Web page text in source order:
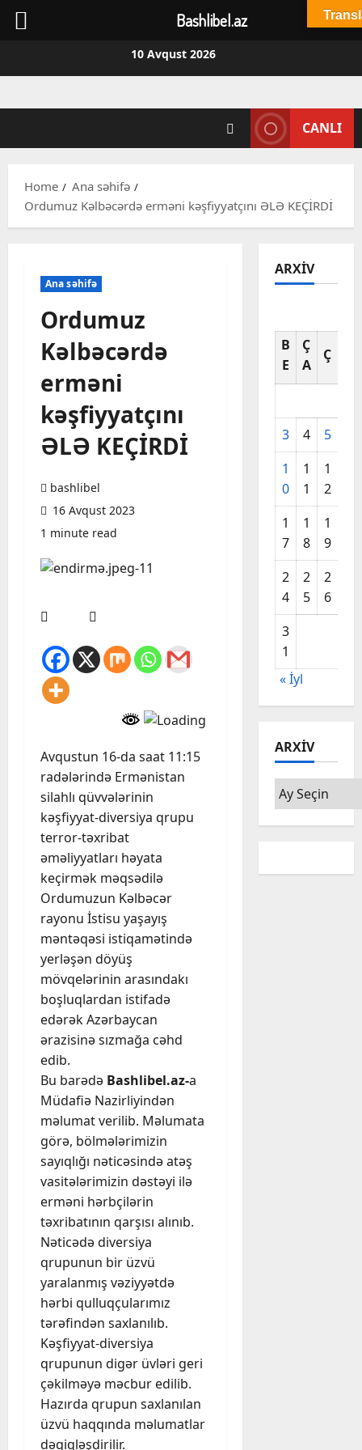
10 Avqust 2026
CANLI
Home
Ana səhifə
Ordumuz Kəlbəcərdə erməni kəşfiyyatçını ƏLƏ KEÇİRDİ
Ana səhifə
Ordumuz
Kəlbəcərdə
erməni
kəşfiyyatçını
ƏLƏ KEÇİRDİ
bashlibel
16 Avqust 2023
1 minute read
Avqustun 16-da saat 11:15
radələrində Ermənistan
silahlı qüvvələrinin
kəşfiyyat-diversiya qrupu
terror-təxribat
əməliyyatları həyata
keçirmək məqsədilə
Ordumuzun Kəlbəcər
rayonu İstisu yaşayış
məntəqəsi istiqamətində
yerləşən döyüş
mövqelərinin arasındakı
boşluqlardan istifadə
edərək Azərbaycan
ərazisinə sızmağa cəhd
edib.
Bu barədə Bashlibel.az-a
Müdafiə Nazirliyindən
məlumat verilib. Məlumata
görə, bölmələrimizin
sayıqlığı nəticəsində atəş
vasitələrimizin dəstəyi ilə
erməni hərbçilərin
təxribatının qarşısı alınıb.
Nəticədə diversiya
qrupunun bir üzvü
yaralanmış vəziyyətdə
hərbi qulluqçularımız
tərəfindən saxlanılıb.
Kəşfiyyat-diversiya
qrupunun digər üvləri geri
çəkilməyə məcbur edilib.
Hazırda qrupun saxlanılan
üzvü haqqında məlumatlar
dəqiqləşdirilir.
ARXIV
B
E
Ç
A
Ç
3 4 5
1
0
1
1
1
2
1
7
1
8
1
9
2
4
2
5
2
6
3
1
« İyl
ARXIV
Arxiv
Bashlibel.az